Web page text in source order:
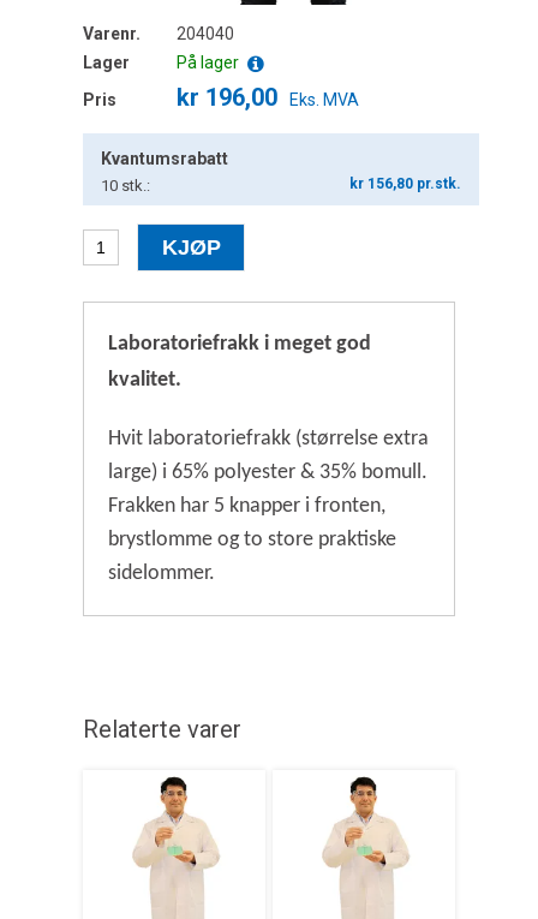
Varenr.
204040
Lager
På lager
Pris
kr 196,00 Eks. MVA
Kvantumsrabatt
10 stk.: kr 156,80 pr.stk.
Laboratoriefrakk i meget god
kvalitet.
Hvit laboratoriefrakk (størrelse extra
large) i 65% polyester & 35% bomull.
Frakken har 5 knapper i fronten,
brystlomme og to store praktiske
sidelommer.
Relaterte varer